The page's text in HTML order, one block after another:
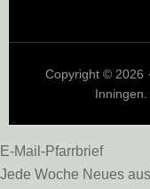
Copyright © 2026
Inningen.
E-Mail-Pfarrbrief
Jede Woche Neues